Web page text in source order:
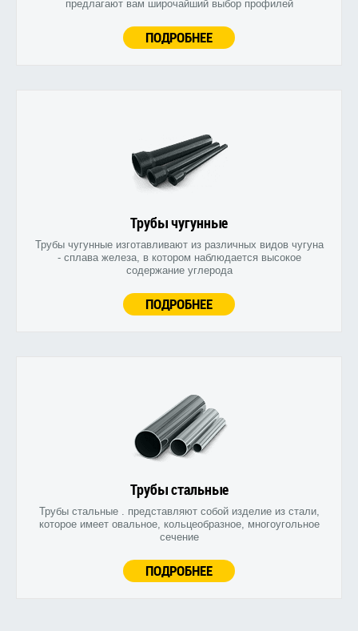
предлагают вам широчайший выбор профилей
ПОДРОБНЕЕ
Трубы чугунные
Трубы чугунные изготавливают из различных видов чугуна
- сплава железа, в котором наблюдается высокое
содержание углерода
ПОДРОБНЕЕ
Трубы стальные
Трубы стальные . представляют собой изделие из стали,
которое имеет овальное, кольцеобразное, многоугольное
сечение
ПОДРОБНЕЕ